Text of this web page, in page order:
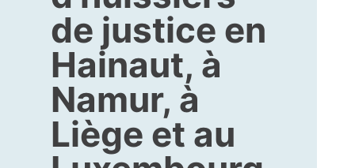
de justice en
Hainaut, à
Namur, à
Liège et au